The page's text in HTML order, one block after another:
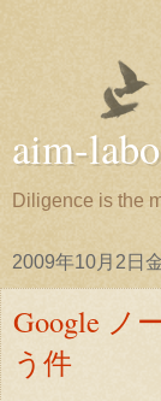
aim-
Diligence is the
2009年10月2日
Google ノ
う件